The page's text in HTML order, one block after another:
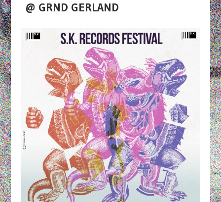
@ GRND GERLAND